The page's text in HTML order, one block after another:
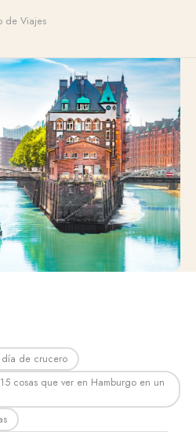
de Viajes
de crucero
cosas que ver en Hamburgo en un